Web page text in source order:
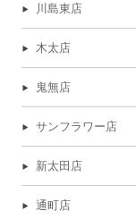
川島東店
木太店
鬼無店
サンフラワー店
新太田店
通町店